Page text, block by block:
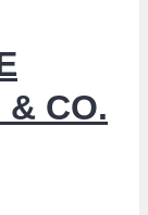
& CO.